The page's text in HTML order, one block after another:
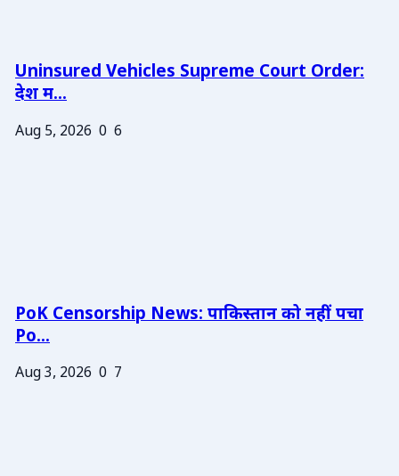
Uninsured Vehicles Supreme Court Order:
देश म...
Aug 5, 2026 0 6
PoK Censorship News: पाकिस्तान को नहीं पचा
Po...
Aug 3, 2026 0 7